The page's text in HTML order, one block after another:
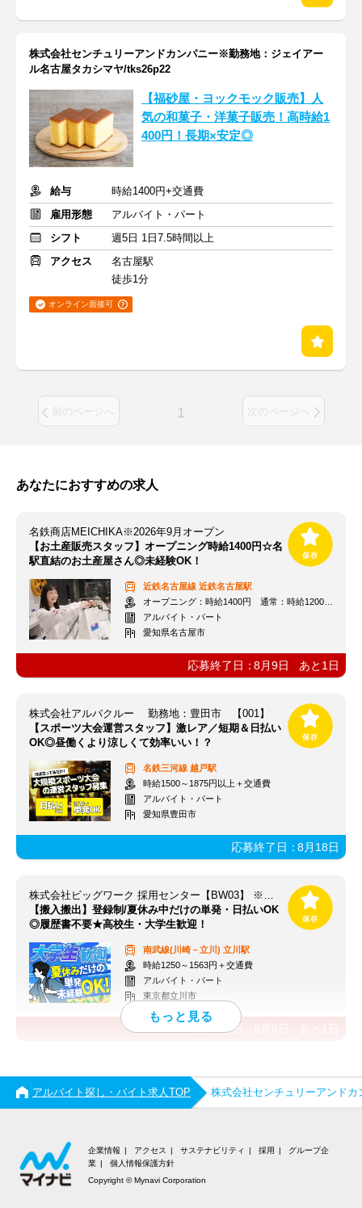
株式会社センチュリーアンドカンパニー※勤務地：ジェイアー
ル名古屋タカシマヤ/tks26p22
【福砂屋・ヨックモック販売】人
気の和菓子・洋菓子販売！高時給1
400円！長期×安定◎
給与
時給1400円+交通費
雇用形態
アルバイト・パート
シフト
週5日 1日7.5時間以上
アクセス
名古屋駅
徒歩1分
オンライン面接可
前のページへ 1 次のページへ
あなたにおすすめの求人
名鉄商店MEICHIKA※2026年9月オープン
【お土産販売スタッフ】オープニング時給1400円☆名
駅直結のお土産屋さん◎未経験OK！
近鉄名古屋線 近鉄名古屋駅
オープニング：時給1400円 通常：時給1200円～＋交通費全額支給
アルバイト・パート
愛知県名古屋市
応募終了日：8月9日 あと 1 日
株式会社アルバクルー 勤務地：豊田市 【001】
【スポーツ大会運営スタッフ】激レア／短期＆日払い
OK◎昼働くより涼しくて効率いい！？
名鉄三河線 越戸駅
時給1500～1875円以上＋交通費
アルバイト・パート
愛知県豊田市
応募終了日：8月18日
株式会社ビッグワーク 採用センター【BW03】 ※立川エリア
【搬入搬出】登録制/夏休み中だけの単発・日払いOK
◎履歴書不要★高校生・大学生歓迎！
南武線(川崎－立川) 立川駅
時給1250～1563円＋交通費
アルバイト・パート
東京都立川市
応募終了日：
アルバイト探し・バイト求人TOP 株式会社センチュリーアンド
企業情報 アクセス サステナビリティ 採用
グループ企
業
個人情報保護方針
Copyright © Mynavi Corporation